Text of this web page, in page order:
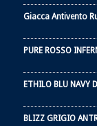
Giacca Antivento
PURE ROSSO
ETHILO BLU NAVY
BLIZZ GRIGIO